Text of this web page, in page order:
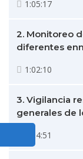
1:05:17
2. Monitoreo
diferentes
1:02:10
3. Vigilancia
generales de
1:04:51